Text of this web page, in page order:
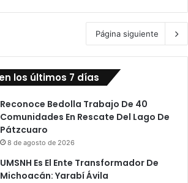
Página siguiente
los últimos 7 días
Reconoce Bedolla Trabajo De 40
Comunidades En Rescate Del Lago De
Pátzcuaro
8 de agosto de 2026
UMSNH Es El Ente Transformador De
Michoacán: Yarabí Ávila